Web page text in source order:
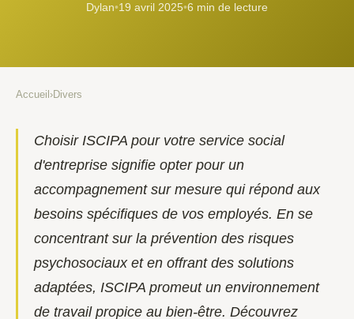
Dylan•19 avril 2025•6 min de lecture
Accueil ›Divers
Choisir ISCIPA pour votre service social
d'entreprise signifie opter pour un
accompagnement sur mesure qui répond aux
besoins spécifiques de vos employés. En se
concentrant sur la prévention des risques
psychosociaux et en offrant des solutions
adaptées, ISCIPA promeut un environnement
de travail propice au bien-être. Découvrez